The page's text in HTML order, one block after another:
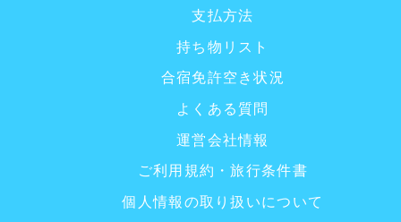
支払方法
持ち物リスト
合宿免許空き状況
よくある質問
運営会社情報
ご利用規約・旅行条件書
個人情報の取り扱いについて